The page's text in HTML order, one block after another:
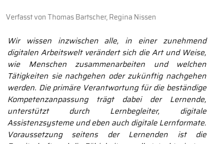
Verfasst vonThomas Bartscher, Regina Nissen
Wir wissen inzwischen alle, in einer zunehmend
digitalen Arbeitswelt verändert sich die Art und Weise,
wie Menschen zusammenarbeiten und welchen
Tätigkeiten sie nachgehen oder zukünftig nachgehen
werden. Die primäre Verantwortung für die beständige
Kompetenzanpassung trägt dabei der Lernende,
unterstützt durch Lernbegleiter, digitale
Assistenzsysteme und eben auch digitale Lernformate.
Voraussetzung seitens der Lernenden ist die